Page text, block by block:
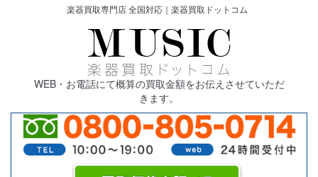
楽器買取専門店 全国対応｜楽器買取ドットコム
WEB・お電話にて概算の買取金額をお伝えさせていただ
きます。